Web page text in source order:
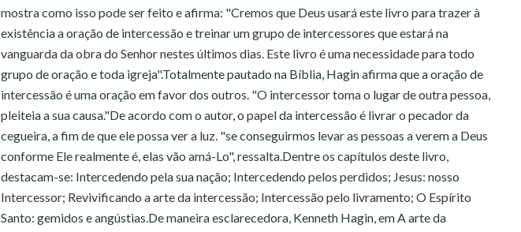
mostra como isso pode ser feito e afirma: "Cremos que Deus usará este livro para trazer à
existência a oração de intercessão e treinar um grupo de intercessores que estará na
vanguarda da obra do Senhor nestes últimos dias. Este livro é uma necessidade para todo
grupo de oração e toda igreja".Totalmente pautado na Bíblia, Hagin afirma que a oração de
intercessão é uma oração em favor dos outros. "O intercessor toma o lugar de outra pessoa,
pleiteia a sua causa."De acordo com o autor, o papel da intercessão é livrar o pecador da
cegueira, a fim de que ele possa ver a luz. "se conseguirmos levar as pessoas a verem a Deus
conforme Ele realmente é, elas vão amá-Lo", ressalta.Dentre os capítulos deste livro,
destacam-se: Intercedendo pela sua nação; Intercedendo pelos perdidos; Jesus: nosso
Intercessor; Revivificando a arte da intercessão; Intercessão pelo livramento; O Espírito
Santo: gemidos e angústias.De maneira esclarecedora, Kenneth Hagin, em A arte da